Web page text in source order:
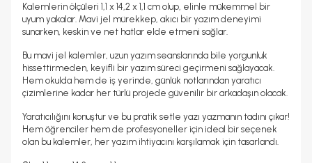
Kalemlerin ölçüleri 1,1 x 14,2 x 1,1 cm olup, elinle mükemmel bir
uyum yakalar. Mavi jel mürekkep, akıcı bir yazım deneyimi
sunarken, keskin ve net hatlar elde etmeni sağlar.
Bu mavi jel kalemler, uzun yazım seanslarında bile yorgunluk
hissettirmeden, keyifli bir yazım süreci geçirmeni sağlayacak.
Hem okulda hem de iş yerinde, günlük notlarından yaratıcı
çizimlerine kadar her türlü projede güvenilir bir arkadaşın olacak.
Yaratıcılığını konuştur ve bu pratik setle yazı yazmanın tadını çıkar!
Hem öğrenciler hem de profesyoneller için ideal bir seçenek
olan bu kalemler, her yazım ihtiyacını karşılamak için tasarlandı.